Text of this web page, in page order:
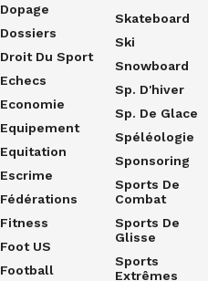
Dopage
Dossiers
Droit Du Sport
Echecs
Economie
Equipement
Equitation
Escrime
Fédérations
Fitness
Foot US
Football
Skateboard
Ski
Snowboard
Sp. D'hiver
Sp. De Glace
Spéléologie
Sponsoring
Sports De
Combat
Sports De
Glisse
Sports
Extrêmes